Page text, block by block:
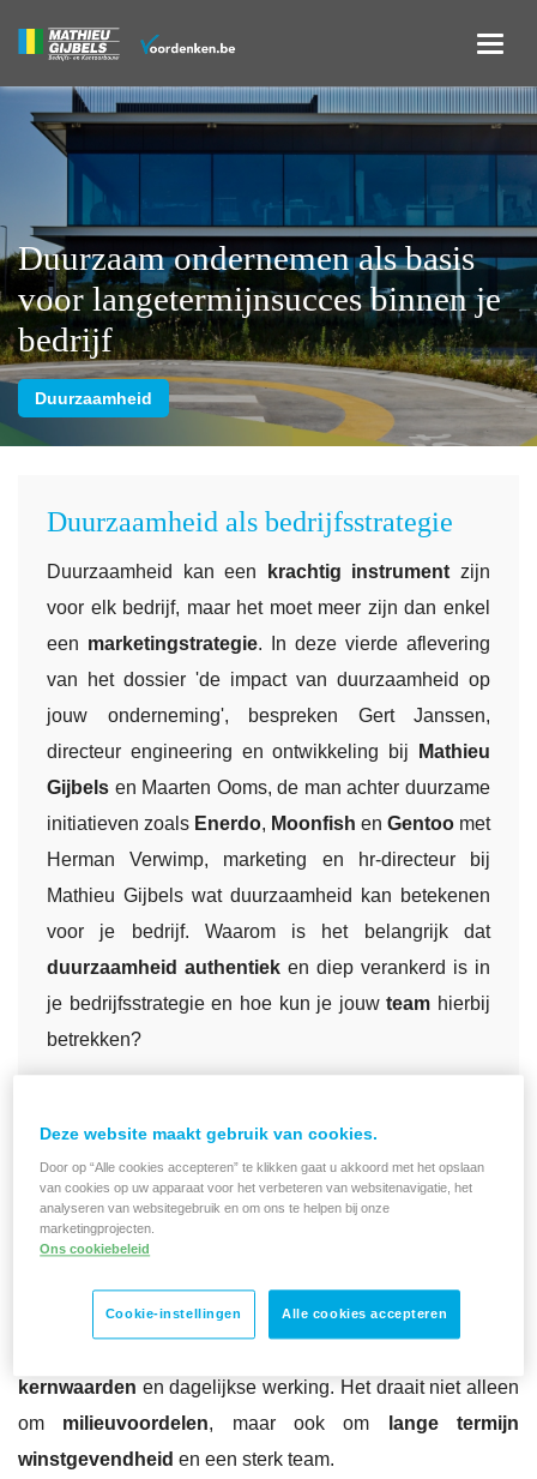
Duurzaam ondernemen als basis
voor langetermijnsucces binnen je
bedrijf
Duurzaamheid
Duurzaamheid als bedrijfsstrategie
Duurzaamheid kan een krachtig instrument zijn
voor elk bedrijf, maar het moet meer zijn dan enkel
een marketingstrategie. In deze vierde aflevering
van het dossier 'de impact van duurzaamheid op
jouw onderneming', bespreken Gert Janssen,
directeur engineering en ontwikkeling bij
Mathieu
Gijbels en Maarten Ooms, de man achter duurzame
initiatieven zoals Enerdo, Moonfish en Gentoo met
Herman Verwimp, marketing en hr-directeur bij
Mathieu Gijbels wat duurzaamheid kan betekenen
voor je bedrijf. Waarom is het belangrijk dat
duurzaamheid authentiek en diep verankerd is in
je bedrijfsstrategie en hoe kun je jouwteam hierbij
betrekken?
Duurzaamheid als kern van je strategie,
gedragen door het hele team
Duurzaamheid moet stevig verankerd zijn in de
toevoeging zijn, legt Gert uit.Bij Mathieu Gijbels
kernwaarden en dagelijkse werking. Het draait niet alleen
om milieuvoordelen, maar ook om
lange termijn
winstgevendheid en een sterk team.
Deze website maakt gebruik van cookies.
Door op “Alle cookies accepteren” te klikken gaat u akkoord met het opslaan
van cookies op uw apparaat voor het verbeteren van websitenavigatie, het
analyseren van websitegebruik en om ons te helpen bij onze
marketingprojecten.
Ons cookiebeleid
Alle cookies accepteren
Cookie-instellingen